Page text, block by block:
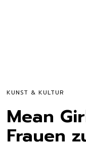
KUNST & KULTUR
Mean
Frauen